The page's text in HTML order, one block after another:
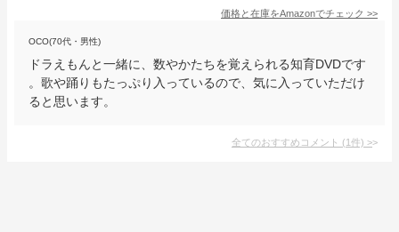
価格と在庫をAmazonでチェック >>
OCO(70代・男性)
ドラえもんと一緒に、数やかたちを覚えられる知育DVDです
。歌や踊りもたっぷり入っているので、気に入っていただけ
ると思います。
全てのおすすめコメント (1件) >